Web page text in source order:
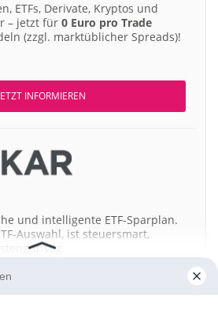
ETFs, Derivate, Kryptos und
– jetzt für 0 Euro pro Trade
(zzgl. marktüblicher Spreads)!
INFORMIEREN
und intelligente ETF-Sparplan.
Auswahl, ist steuersmart,
MEHR ERFAHREN